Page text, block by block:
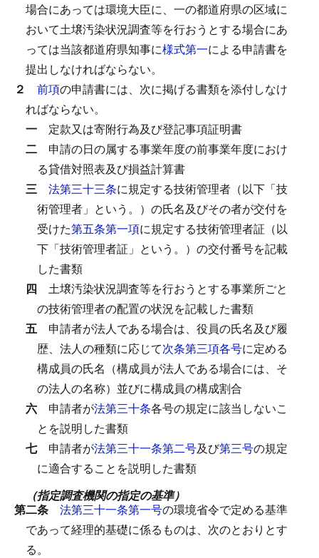
場合にあっては環境大臣に、一の都道府県の区域に
おいて土壌汚染状況調査等を行おうとする場合にあ
っては当該都道府県知事に様式第一による申請書を
提出しなければならない。
２ 前項の申請書には、次に掲げる書類を添付しなけ
ればならない。
一 定款又は寄附行為及び登記事項証明書
二 申請の日の属する事業年度の前事業年度におけ
る貸借対照表及び損益計算書
三 法第三十三条に規定する技術管理者（以下「技
術管理者」という。）の氏名及びその者が交付を
受けた第五条第一項に規定する技術管理者証（以
下「技術管理者証」という。）の交付番号を記載
した書類
四 土壌汚染状況調査等を行おうとする事業所ごと
の技術管理者の配置の状況を記載した書類
五 申請者が法人である場合は、役員の氏名及び履
歴、法人の種類に応じて次条第三項各号に定める
構成員の氏名（構成員が法人である場合には、そ
の法人の名称）並びに構成員の構成割合
六 申請者が法第三十条各号の規定に該当しないこ
とを説明した書類
七 申請者が法第三十一条第二号及び第三号の規定
に適合することを説明した書類
（指定調査機関の指定の基準）
第二条 法第三十一条第一号の環境省令で定める基準
であって経理的基礎に係るものは、次のとおりとす
る。